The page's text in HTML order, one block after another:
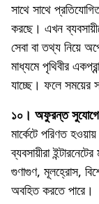
সাথে সাথে
করছে। এখন
সেবা বা তথ্য নিয়ে
মাধ্যমে পৃথিবীর
যাচ্ছে। ফলে সময়ের
১০। অফুরন্ত
মার্কেটে পরিণত
ব্যবসায়ীরা
গুণাগুণ, মূলহ্রোস,
অবহিত করতে পারে।